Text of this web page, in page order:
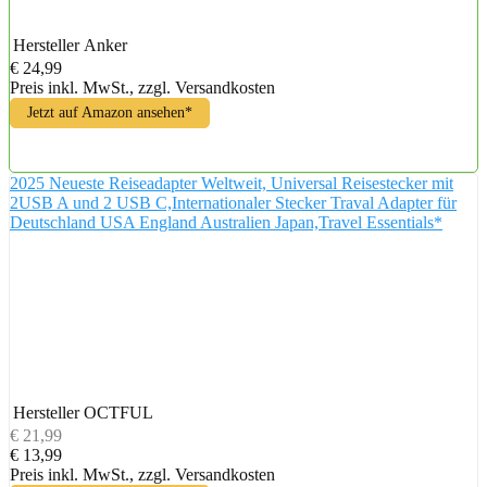
Hersteller Anker
€ 24,99
Preis inkl. MwSt., zzgl. Versandkosten
Jetzt auf Amazon ansehen*
2025 Neueste Reiseadapter Weltweit, Universal Reisestecker mit
2USB A und 2 USB C,Internationaler Stecker Traval Adapter für
Deutschland USA England Australien Japan,Travel Essentials*
Hersteller OCTFUL
€ 21,99
€ 13,99
Preis inkl. MwSt., zzgl. Versandkosten